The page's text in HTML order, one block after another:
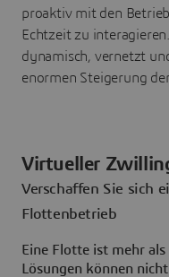
proaktiv mit den
Echtzeit zu
dynamisch, vernetzt
enormen Steigerung
Virtueller
Verschaffen Sie sich
Flottenbetrieb
Eine Flotte ist mehr als
Lösungen können